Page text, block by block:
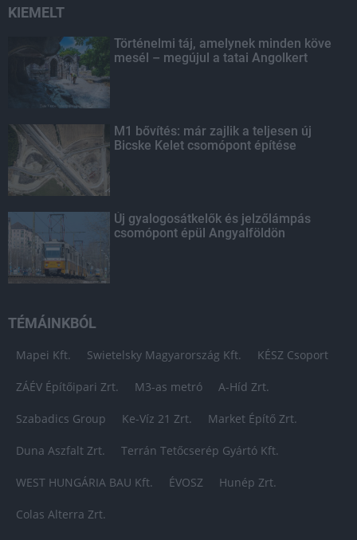
KIEMELT
Történelmi táj, amelynek minden köve
mesél – megújul a tatai Angolkert
M1 bővítés: már zajlik a teljesen új
Bicske Kelet csomópont építése
Új gyalogosátkelők és jelzőlámpás
csomópont épül Angyalföldön
TÉMÁINKBÓL
Mapei Kft. Swietelsky Magyarország Kft. KÉSZ Csoport
ZÁÉV Építőipari Zrt. M3-as metró A-Híd Zrt.
Szabadics Group Ke-Víz 21 Zrt. Market Építő Zrt.
Duna Aszfalt Zrt. Terrán Tetőcserép Gyártó Kft.
WEST HUNGÁRIA BAU Kft. ÉVOSZ Hunép Zrt.
Colas Alterra Zrt.